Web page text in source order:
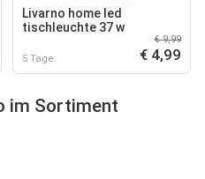
Livarno home led
tischleuchte 37 w
5 Tage
€ 9,99
€ 4,99
im Sortiment